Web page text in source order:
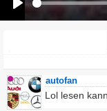
Ich möchte eine E-
autofan
Lol lesen